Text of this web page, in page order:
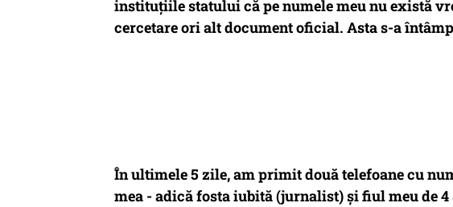
instituțiile statului că pe numele meu nu există
cercetare ori alt document oficial. Asta s-a
În ultimele 5 zile, am primit două telefoane cu
mea - adică fosta iubită (jurnalist) și fiul meu de